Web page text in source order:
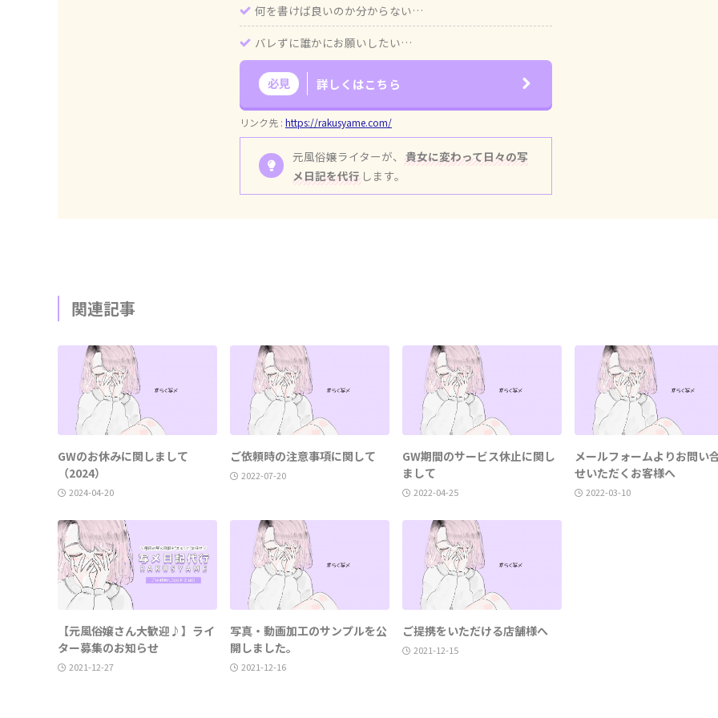
何を書けば良いのか分からない…
バレずに誰かにお願いしたい…
必見 詳しくはこちら
リンク先 : https://rakusyame.com/
元風俗嬢ライターが、 貴女に変わって日々の写
メ日記を代行 します。
関連記事
GWのお休みに関しまして
（2024）
2024-04-20
ご依頼時の注意事項に関して
2022-07-20
GW期間のサービス休止に関し
まして
2022-04-25
メールフォームよりお問い
せいただくお客様へ
2022-03-10
【元風俗嬢さん大歓迎♪】ライ
ター募集のお知らせ
2021-12-27
写真・動画加工のサンプルを公
開しました。
2021-12-16
ご提携をいただける店舗様へ
2021-12-15